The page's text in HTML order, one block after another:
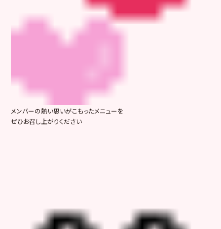
メンバーの熱い思いがこもったメニューを
ぜひお召し上がりください